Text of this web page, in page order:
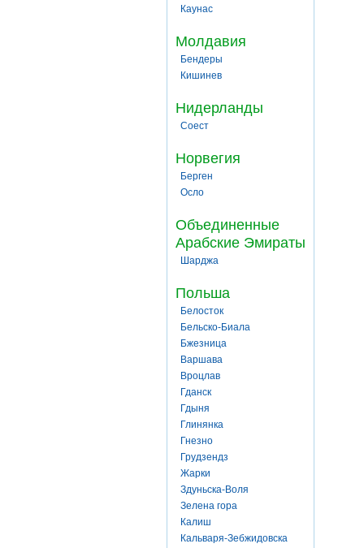
Каунас
Молдавия
Бендеры
Кишинев
Нидерланды
Соест
Норвегия
Берген
Осло
Объединенные
Арабские Эмираты
Шарджа
Польша
Белосток
Бельско-Биала
Бжезница
Варшава
Вроцлав
Гданск
Гдыня
Глинянка
Гнезно
Грудзендз
Жарки
Здуньска-Воля
Зелена гора
Калиш
Кальваря-Зебжидовска